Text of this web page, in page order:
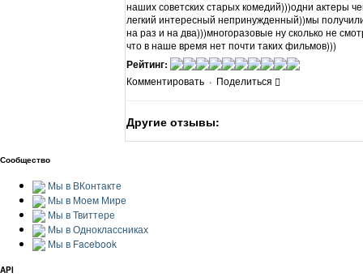
наших советских старых комедий)))одни актеры
легкий интересный непринужденный))мы
на раз и на два)))многоразовые ну сколько не
что в наше время нет почти таких фильмов)))
Рейтинг:
Комментировать · Поделиться
Другие отзывы:
Сообщество
Мы в ВКонтакте
Мы в Моем Мире
Мы в Твиттере
Мы в Одноклассниках
Мы в Facebook
API